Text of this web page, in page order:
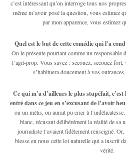
c’est intéressant qu’on interroge tous nos
même m’avoir posé la question, vous estimez
par mon apparence, vous estimez
Quel est le but de cette comédie qui l’a
On le présente pourtant comme un
l’agit-prop. Vous savez : secouez, secouez fort,
s’habituera doucement à vos
Ce qui m’a d’ailleurs le plus stupéfait,
entré dans ce jeu en s’excusant de l’avoir
ou un métis, on aurait pu crier à
blanc, récusant délibérément la réalité de sa
journaliste l’avaient fidèlement renseigné.
blesse en nous cette loi naturelle qui a inscrit
vérité.